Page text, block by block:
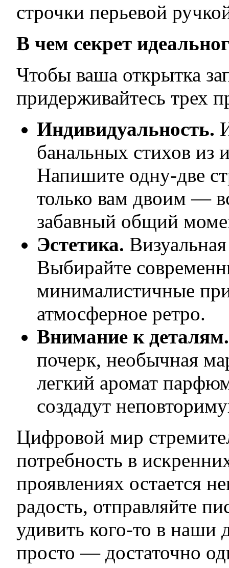
строчки перьевой
В чем секрет
Чтобы ваша открытка
придерживайтесь трех
Индивидуальность.
банальных стихов из
Напишите одну-две
только вам двоим —
забавный общий
Эстетика.
Выбирайте
минималистичные
атмосферное ретро.
Внимание к деталям.
почерк, необычная
легкий аромат
создадут
Цифровой мир
потребность в
проявлениях остается
радость, отправляйте
удивить кого-то в наши
просто — достаточно